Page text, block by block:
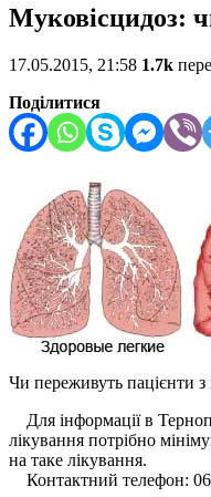
Муковісцидоз:
17.05.2015, 21:58 1.7k
Поділитися
Чи переживуть пацієнти
Для інформації в
лікування потрібно
на таке лікування.
Контактний телефон: